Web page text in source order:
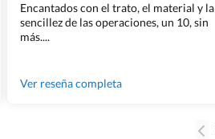
Encantados con el trato, el material y la
sencillez de las operaciones, un 10, sin
más....
Ver reseña completa